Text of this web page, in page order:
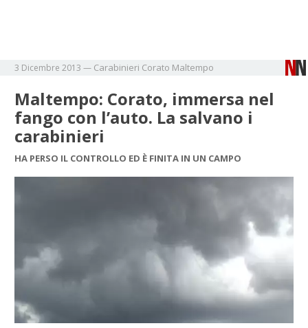
3 Dicembre 2013 — Carabinieri Corato Maltempo
Maltempo: Corato, immersa nel
fango con l’auto. La salvano i
carabinieri
HA PERSO IL CONTROLLO ED È FINITA IN UN CAMPO